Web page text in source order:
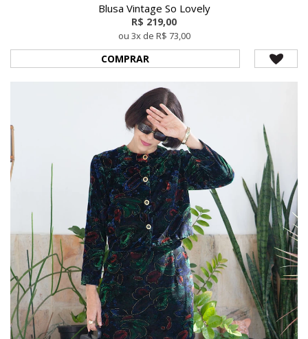
Blusa Vintage So Lovely
R$ 219,00
ou 3x de R$ 73,00
COMPRAR